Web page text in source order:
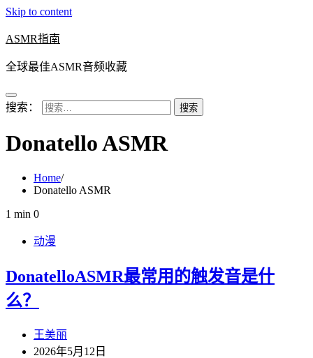
Skip to content
ASMR指南
全球最佳ASMR音频收藏
搜索：
Donatello ASMR
Home
Donatello ASMR
1 min 0
动漫
DonatelloASMR最常用的触发音是什
么？
王美丽
2026年5月12日